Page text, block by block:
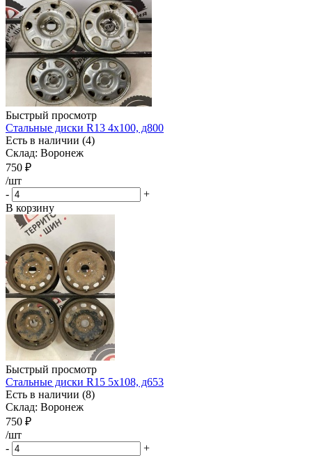
Быстрый просмотр
Стальные диски R13 4x100, д800
Есть в наличии (4)
Склад: Воронеж
750 ₽
/шт
-
+
В корзину
Быстрый просмотр
Стальные диски R15 5x108, д653
Есть в наличии (8)
Склад: Воронеж
750 ₽
/шт
-
+